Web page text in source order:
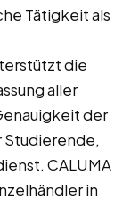
Tätigkeit als
die
aller
der
Studierende,
CALUMA
in